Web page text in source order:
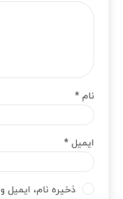
نام *
ایمیل *
ذخیره نام، ایمیل